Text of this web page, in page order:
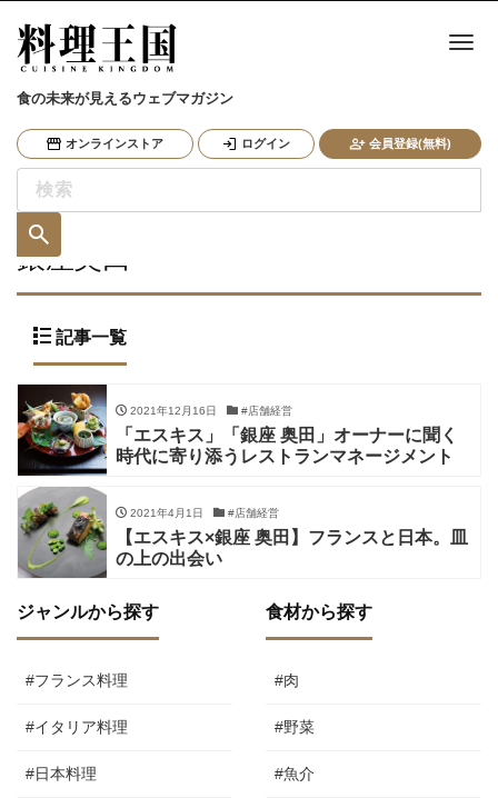
食の未来が見えるウェブマガジン
オンラインストア ログイン 会員登録(無料)
ナ
銀座奥田
記事一覧
2021年12月16日 #店舗経営
「エスキス」「銀座 奥田」オーナーに聞く
時代に寄り添うレストランマネージメント
2021年4月1日 #店舗経営
【エスキス×銀座 奥田】フランスと日本。皿
の上の出会い
ジャンルから探す
#フランス料理
#イタリア料理
#日本料理
食材から探す
#肉
#野菜
#魚介